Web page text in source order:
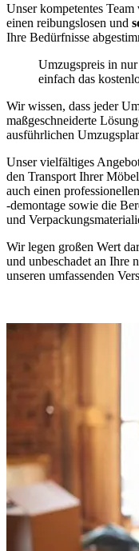
Unser kompetentes
einen reibungslosen und
Ihre Bedürfnisse
Umzugspreis in
einfach das
Wir wissen, dass jeder
maßgeschneiderte
ausführlichen
Unser vielfältiges
den Transport Ihrer
auch einen
-demontage sowie die
und
Wir legen großen Wert
und unbeschadet an Ihre
unseren umfassenden